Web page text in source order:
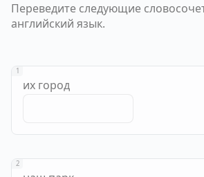
Переведите следующие
английский язык.
1
их город
2